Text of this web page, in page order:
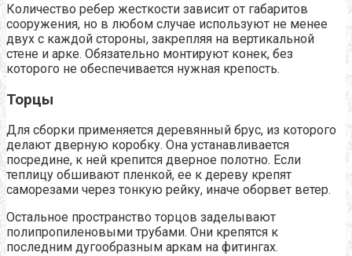
Количество ребер жесткости зависит от габаритов
сооружения, но в любом случае используют не менее
двух с каждой стороны, закрепляя на вертикальной
стене и арке. Обязательно монтируют конек, без
которого не обеспечивается нужная крепость.
Торцы
Для сборки применяется деревянный брус, из которого
делают дверную коробку. Она устанавливается
посредине, к ней крепится дверное полотно. Если
теплицу обшивают пленкой, ее к дереву крепят
саморезами через тонкую рейку, иначе оборвет ветер.
Остальное пространство торцов заделывают
полипропиленовыми трубами. Они крепятся к
последним дугообразным аркам на фитингах.